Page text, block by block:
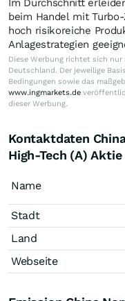
Im Durchschnitt
beim Handel mit
hoch risikoreiche
Anlagestrategien
Diese Werbung richtet sich
Deutschland. Der jeweilige
Bedingungen sowie das
www.ingmarkets.de
dieser Werbung.
Kontaktdaten
High-Tech (A) Aktie
Name
Stadt
Land
Webseite